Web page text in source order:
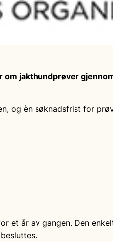
om jakthundprøver
og èn søknadsfrist for
et år av gangen. Den